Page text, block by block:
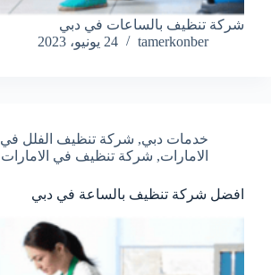
شركة تنظيف بالساعات في دبي
tamerkonber
24 يونيو، 2023
خدمات دبي, شركة تنظيف الفلل في
الامارات, شركة تنظيف في الامارات
افضل شركة تنظيف بالساعة في دبي